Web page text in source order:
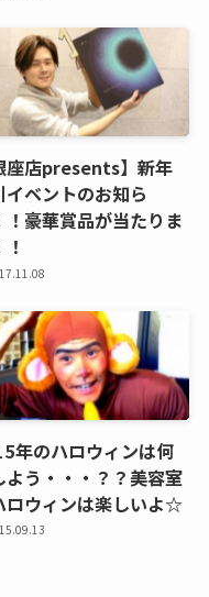
座店presents】新年
イベントのお知ら
！豪華賞品が当たりま
年のハロウィンは何
よう・・・？？美容室
ロウィンは楽しいよ☆